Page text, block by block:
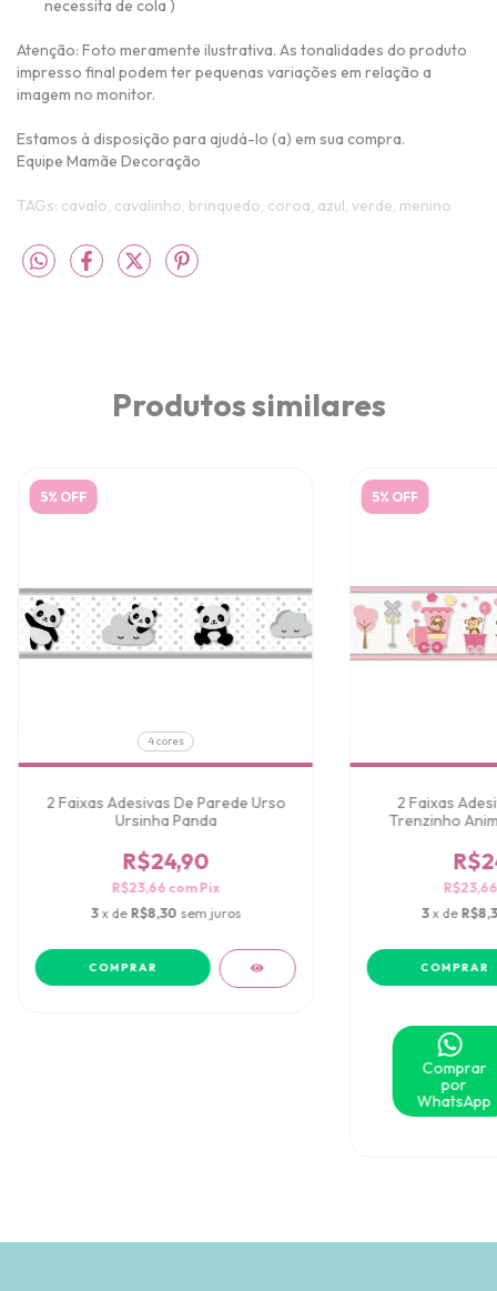
necessita de cola )
Atenção: Foto meramente ilustrativa. As tonalidades do produto
impresso final podem ter pequenas variações em relação a
imagem no monitor.
Estamos à disposição para ajudá-lo (a) em sua compra.
Equipe Mamãe Decoração
TAGs: cavalo, cavalinho, brinquedo, coroa, azul, verde, menino
Produtos similares
5% OFF
4 cores
2 Faixas Adesivas De Parede Urso
Ursinha Panda
R$24,90
R$23,66 comPix
3 x de R$8,30 sem juros
COMPRAR
5% OFF
2 Faixas
Trenzinho
3 x de
Comprar
por
WhatsApp